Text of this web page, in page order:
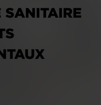
SANITAIRE